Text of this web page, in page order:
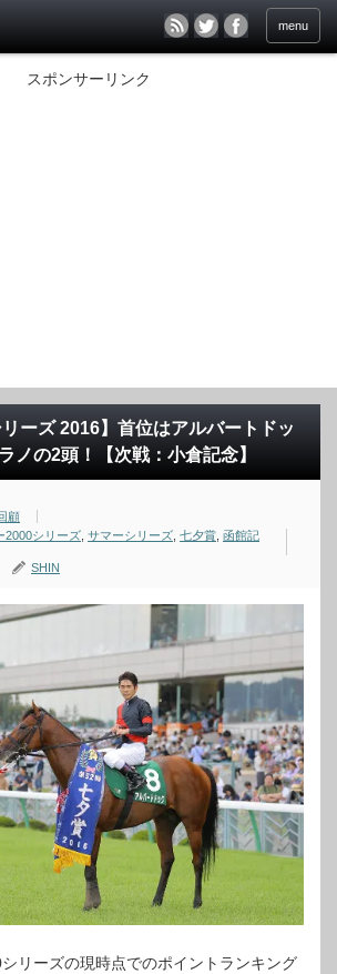
menu
スポンサーリンク
リーズ 2016】首位はアルバートドッ
ノの2頭！【次戦：小倉記念】
顧
2000シリーズ サマーシリーズ 七夕賞 函館記
SHIN
リーズの現時点でのポイントランキング